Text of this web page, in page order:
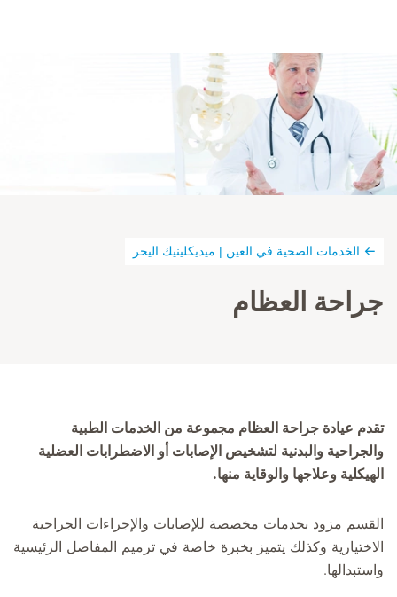
الخدمات الصحية في العين | ميديكلينيك اليحر
جراحة العظام
تقدم عيادة جراحة العظام مجموعة من الخدمات الطبية
والجراحية والبدنية لتشخيص الإصابات أو الاضطرابات العضلية
الهيكلية وعلاجها والوقاية منها.
القسم مزود بخدمات مخصصة للإصابات والإجراءات الجراحية
الاختيارية وكذلك يتميز بخبرة خاصة في ترميم المفاصل الرئيسية
واستبدالها.